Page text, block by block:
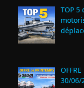
TOP
30/06/